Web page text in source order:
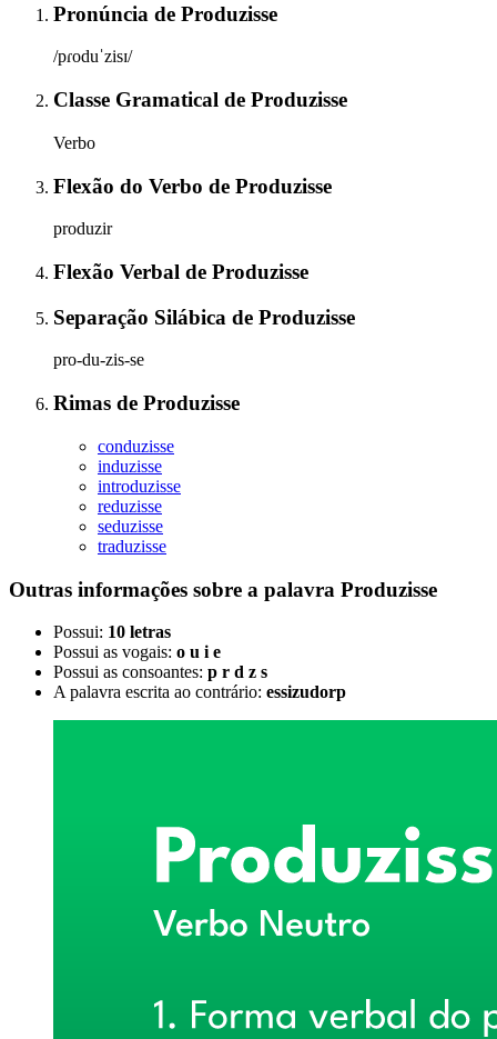
Pronúncia de Produzisse
/pɾoduˈzisɪ/
Classe Gramatical de Produzisse
Verbo
Flexão do Verbo de Produzisse
produzir
Flexão Verbal de Produzisse
Separação Silábica de Produzisse
pro-du-zis-se
Rimas de Produzisse
conduzisse
induzisse
introduzisse
reduzisse
seduzisse
traduzisse
Outras informações sobre a palavra Produzisse
Possui: 10 letras
Possui as vogais: o u i e
Possui as consoantes: p r d z s
A palavra escrita ao contrário: essizudorp